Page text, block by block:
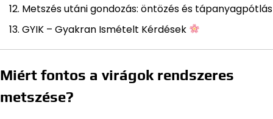
Metszés utáni gondozás: öntözés és tápanyagpótlás
GYIK – Gyakran Ismételt Kérdések
Miért fontos a virágok rendszeres
metszése?